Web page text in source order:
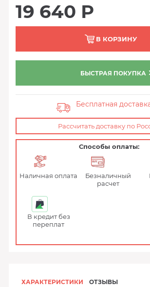
19 640 Р
В КОРЗИНУ
БЫСТРАЯ ПОКУПКА
Бесплатная
Рассчитать доставку по
Способы оплаты:
Наличная оплата
Безналичный
расчет
В кредит без
переплат
ХАРАКТЕРИСТИКИ ОТЗЫВЫ